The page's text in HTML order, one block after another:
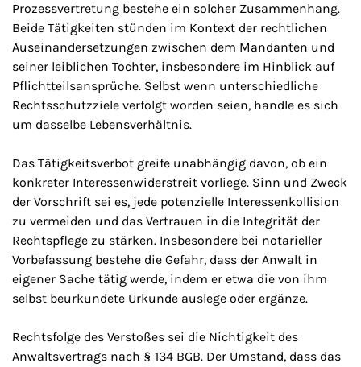
Prozessvertretung bestehe ein solcher Zusammenhang.
Beide Tätigkeiten stünden im Kontext der rechtlichen
Auseinandersetzungen zwischen dem Mandanten und
seiner leiblichen Tochter, insbesondere im Hinblick auf
Pflichtteilsansprüche. Selbst wenn unterschiedliche
Rechtsschutzziele verfolgt worden seien, handle es sich
um dasselbe Lebensverhältnis.
Das Tätigkeitsverbot greife unabhängig davon, ob ein
konkreter Interessenwiderstreit vorliege. Sinn und Zweck
der Vorschrift sei es, jede potenzielle Interessenkollision
zu vermeiden und das Vertrauen in die Integrität der
Rechtspflege zu stärken. Insbesondere bei notarieller
Vorbefassung bestehe die Gefahr, dass der Anwalt in
eigener Sache tätig werde, indem er etwa die von ihm
selbst beurkundete Urkunde auslege oder ergänze.
Rechtsfolge des Verstoßes sei die Nichtigkeit des
Anwaltsvertrags nach § 134 BGB. Der Umstand, dass das